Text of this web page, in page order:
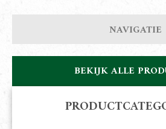
NAVIGATIE
BEKIJK ALLE